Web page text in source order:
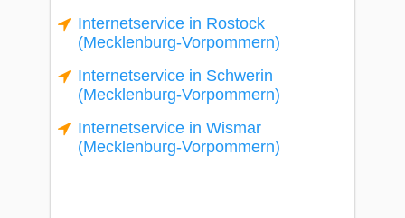
Internetservice in Rostock
(Mecklenburg-Vorpommern)
Internetservice in Schwerin
(Mecklenburg-Vorpommern)
Internetservice in Wismar
(Mecklenburg-Vorpommern)